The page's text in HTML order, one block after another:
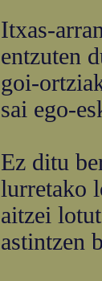
Itxas-
entzuten
goi-
sai ego-
Ez ditu
lurretako
aitzei
astintzen